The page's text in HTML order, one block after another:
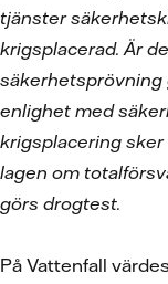
tjänster
krigsplacerad. Är
säkerhetsprövning
enlighet med
krigsplacering
lagen om
görs drogtest.
På Vattenfall